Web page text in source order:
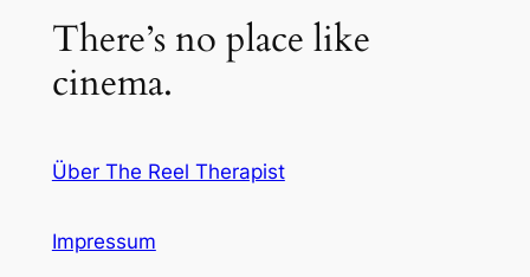
There’s no place like
cinema.
Über The Reel Therapist
Impressum